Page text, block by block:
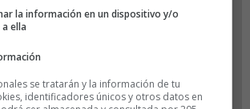
la información en un dispositivo y/o
ella
se tratarán y la información de tu
identificadores únicos y otros datos en